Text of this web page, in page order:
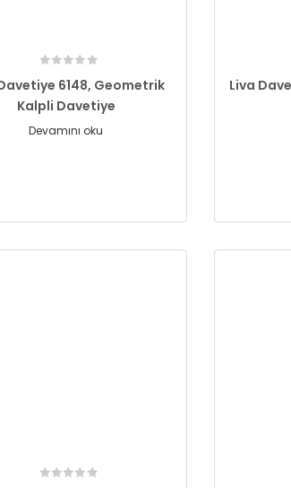
6148, Geometrik
Kalpli Davetiye
Devamını oku
Liva